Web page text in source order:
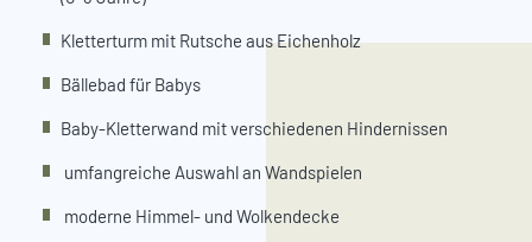
Kletterturm mit Rutsche aus Eichenholz
Bällebad für Babys
Baby-Kletterwand mit verschiedenen Hindernissen
umfangreiche Auswahl an Wandspielen
moderne Himmel- und Wolkendecke